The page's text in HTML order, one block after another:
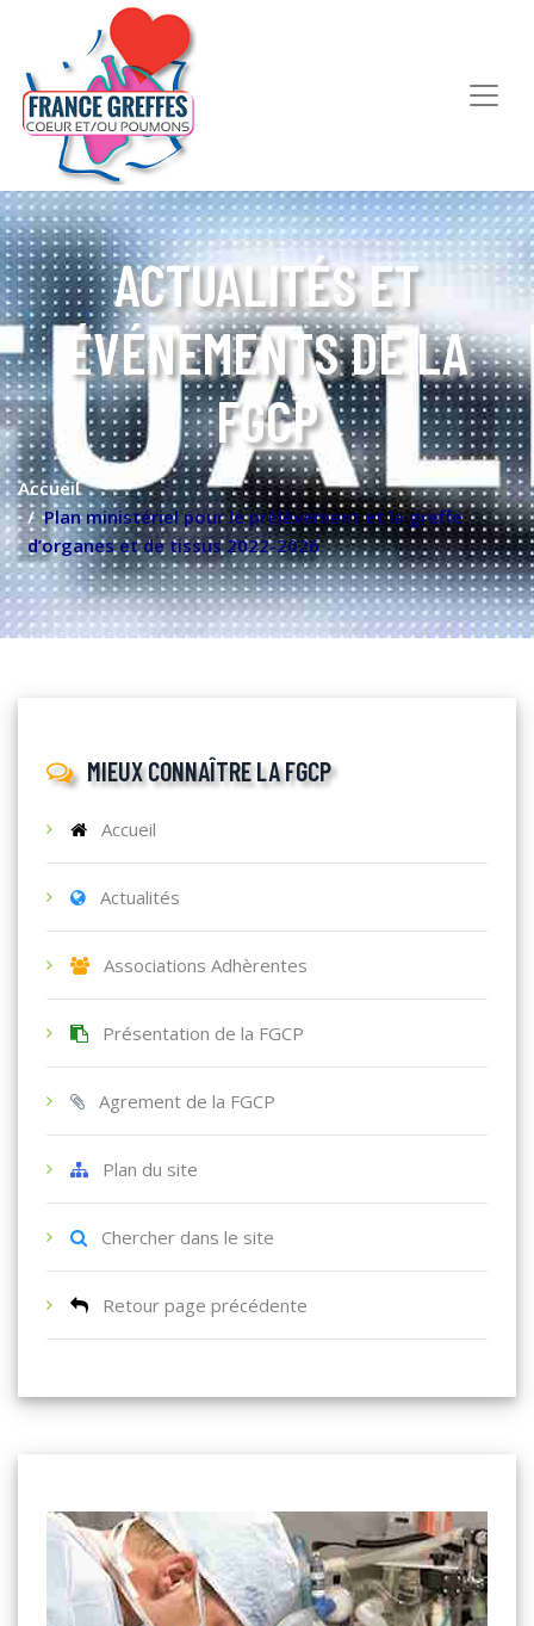
ACTUALITÉS ET
ÉVÉNEMENTS DE LA
FGCP
Accueil
Plan ministériel pour le prélèvement et la greffe
d’organes et de tissus 2022-2026
MIEUX CONNAÎTRE LA FGCP
Accueil
Actualités
Associations Adhèrentes
Présentation de la FGCP
Agrement de la FGCP
Plan du site
Chercher dans le site
Retour page précédente